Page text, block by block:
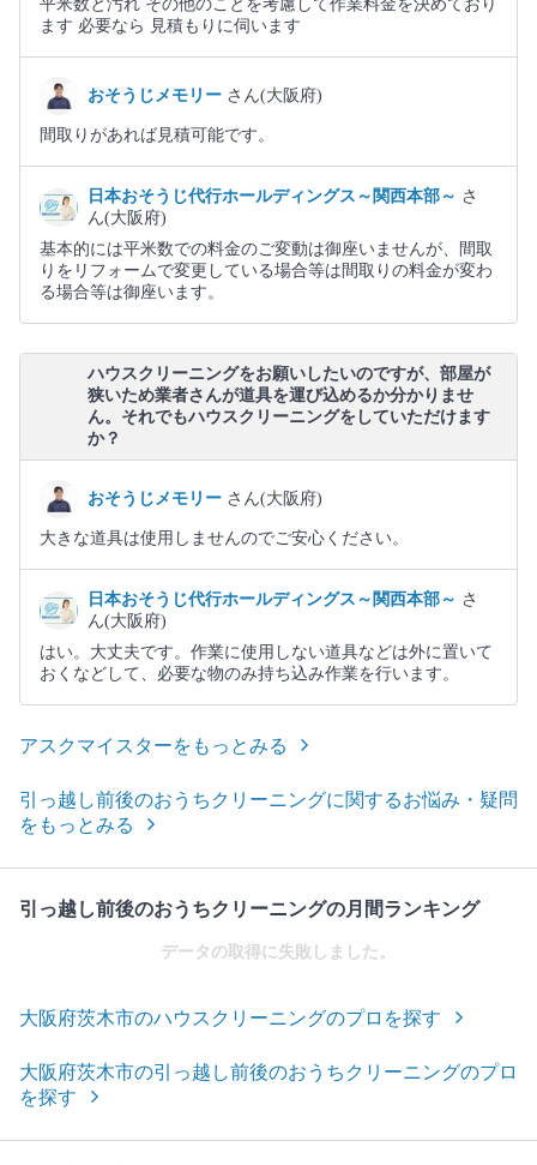
平米数と汚れ その他のことを考慮して作業料金を決めており
ます 必要なら 見積もりに伺います
おそうじメモリー さん(大阪府)
間取りがあれば見積可能です。
日本おそうじ代行ホールディングス～関西本部～ さ
ん(大阪府)
基本的には平米数での料金のご変動は御座いませんが、間取
りをリフォームで変更している場合等は間取りの料金が変わ
る場合等は御座います。
ハウスクリーニングをお願いしたいのですが、部屋が
狭いため業者さんが道具を運び込めるか分かりませ
ん。それでもハウスクリーニングをしていただけます
か？
おそうじメモリー さん(大阪府)
大きな道具は使用しませんのでご安心ください。
日本おそうじ代行ホールディングス～関西本部～ さ
ん(大阪府)
はい。大丈夫です。作業に使用しない道具などは外に置いて
おくなどして、必要な物のみ持ち込み作業を行います。
アスクマイスターをもっとみる
引っ越し前後のおうちクリーニングに関するお悩み・疑問
をもっとみる
引っ越し前後のおうちクリーニングの月間ランキング
データの取得に失敗しました。
大阪府茨木市のハウスクリーニングのプロを探す
大阪府茨木市の引っ越し前後のおうちクリーニングのプロ
を探す